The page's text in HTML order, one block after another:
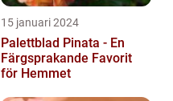
15 januari 2024
Palettblad Pinata - En
Färgsprakande Favorit
för Hemmet